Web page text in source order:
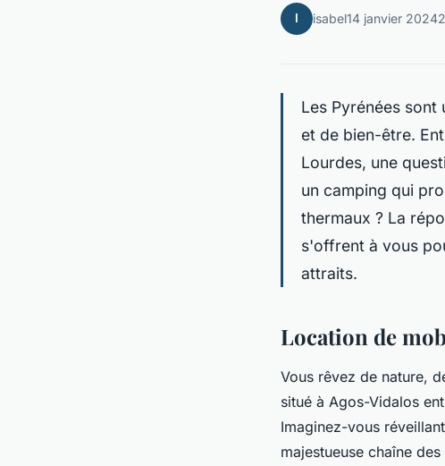
I isabel14 janvier 2024
Les Pyrénées
et de bien-être.
Lourdes, une
un camping qui
thermaux ? La
s'offrent à vous
attraits.
Location de
Vous rêvez de nature,
situé à Agos-Vidalos
Imaginez-vous
majestueuse chaîne